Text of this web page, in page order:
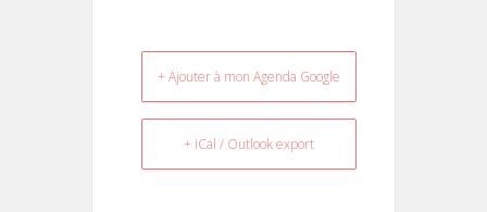
+ Ajouter à mon Agenda Google
+ iCal / Outlook export